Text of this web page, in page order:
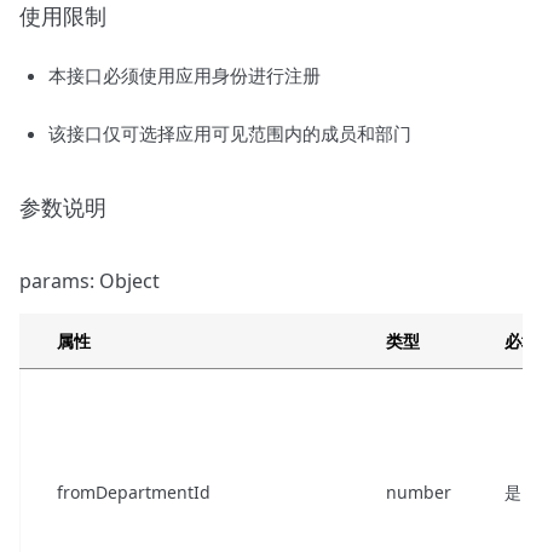
使用限制
本接口必须使用应用身份进行注册
该接口仅可选择应用可见范围内的成员和部门
参数说明
params: Object
属性 类型 必填
fromDepartmentId number 是